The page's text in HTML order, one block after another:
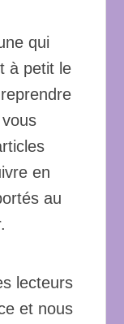
qui
à petit le
en
au
lecteurs
et nous